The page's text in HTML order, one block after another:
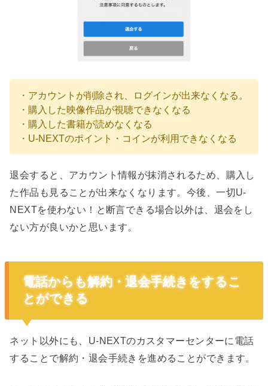
・アカウントが削除され、ログインが出来なくなる。
・購入した映像作品が視聴できなくなる
・購入した書籍が読めなくなる
・U-NEXTのポイント・コインが利用できなくなる
退会すると、アカウント情報が抹消されるため、購入し
た作品も見ることが出来なくなります。今後、一切U-
NEXTを使わない！と断言できる場合以外は、退会をし
ない方が良いかと思います。
電話からも解約・退会手続きをするこ
とができる
ネット以外にも、U-NEXTのカスタマーセンターに電話
することで解約・退会手続きを進めることができます。